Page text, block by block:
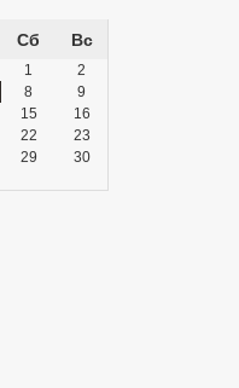
Сб Вс
1
2
8
9
15
16
22
23
29
30